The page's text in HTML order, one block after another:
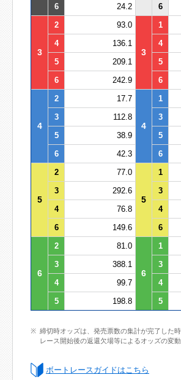
6
24.2 6
3
2 93.0
3
1
4
136.1 4
5
209.1 5
6
242.9 6
4
2 17.7
4
1
3
112.8 3
5
38.9 5
6
42.3 6
5
2 77.0
5
1
3
292.6 3
4
76.8 4
6
149.6 6
6
2 81.0
6
1
3
388.1 3
4
99.7 4
5
198.8 5
締切時オッズは、発売票数の集計が完了した
レース開始後の返還欠場等によるオッズの変動
ボートレースガイドはこちら